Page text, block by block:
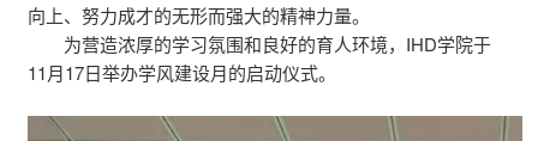
向上、努力成才的无形而强大的精神力量。
为营造浓厚的学习氛围和良好的育人环境，IHD学院于
11月17日举办学风建设月的启动仪式。